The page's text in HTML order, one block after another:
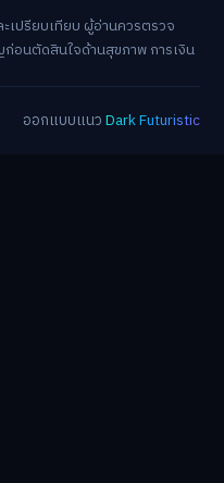
เปรียบเทียบ ผู้อ่านควรตรวจ
อนตัดสินใจด้านสุขภาพ การเงิน
ออกแบบแนวDark Futuristic